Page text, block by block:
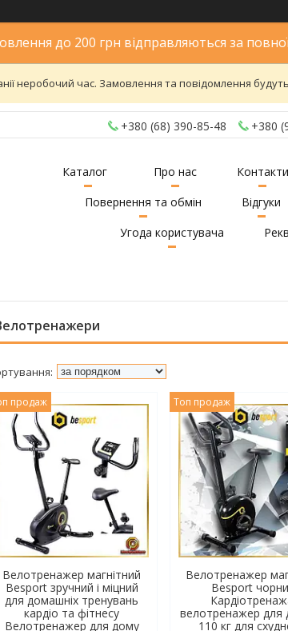
до 200 грн відправляються за
неробочий час. Замовлення та повідомлення
+380 (68) 390-85-48 +380
Каталог Про нас Контакти
Повернення та обмін
Відгуки
Угода користувача
продаж
Велотренажер магнітний
Besport зручний і міцний
для домашніх тренувань
кардіо та фітнесу
Велотренажер для дому
Топ продаж
Велотренажер
Besport
велотренажер для
110 кг для